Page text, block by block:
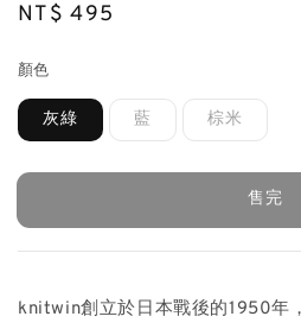
Regular
NT$ 495
顏色
灰綠 藍 棕米
售完
knitwin創立於日本戰後的1950年